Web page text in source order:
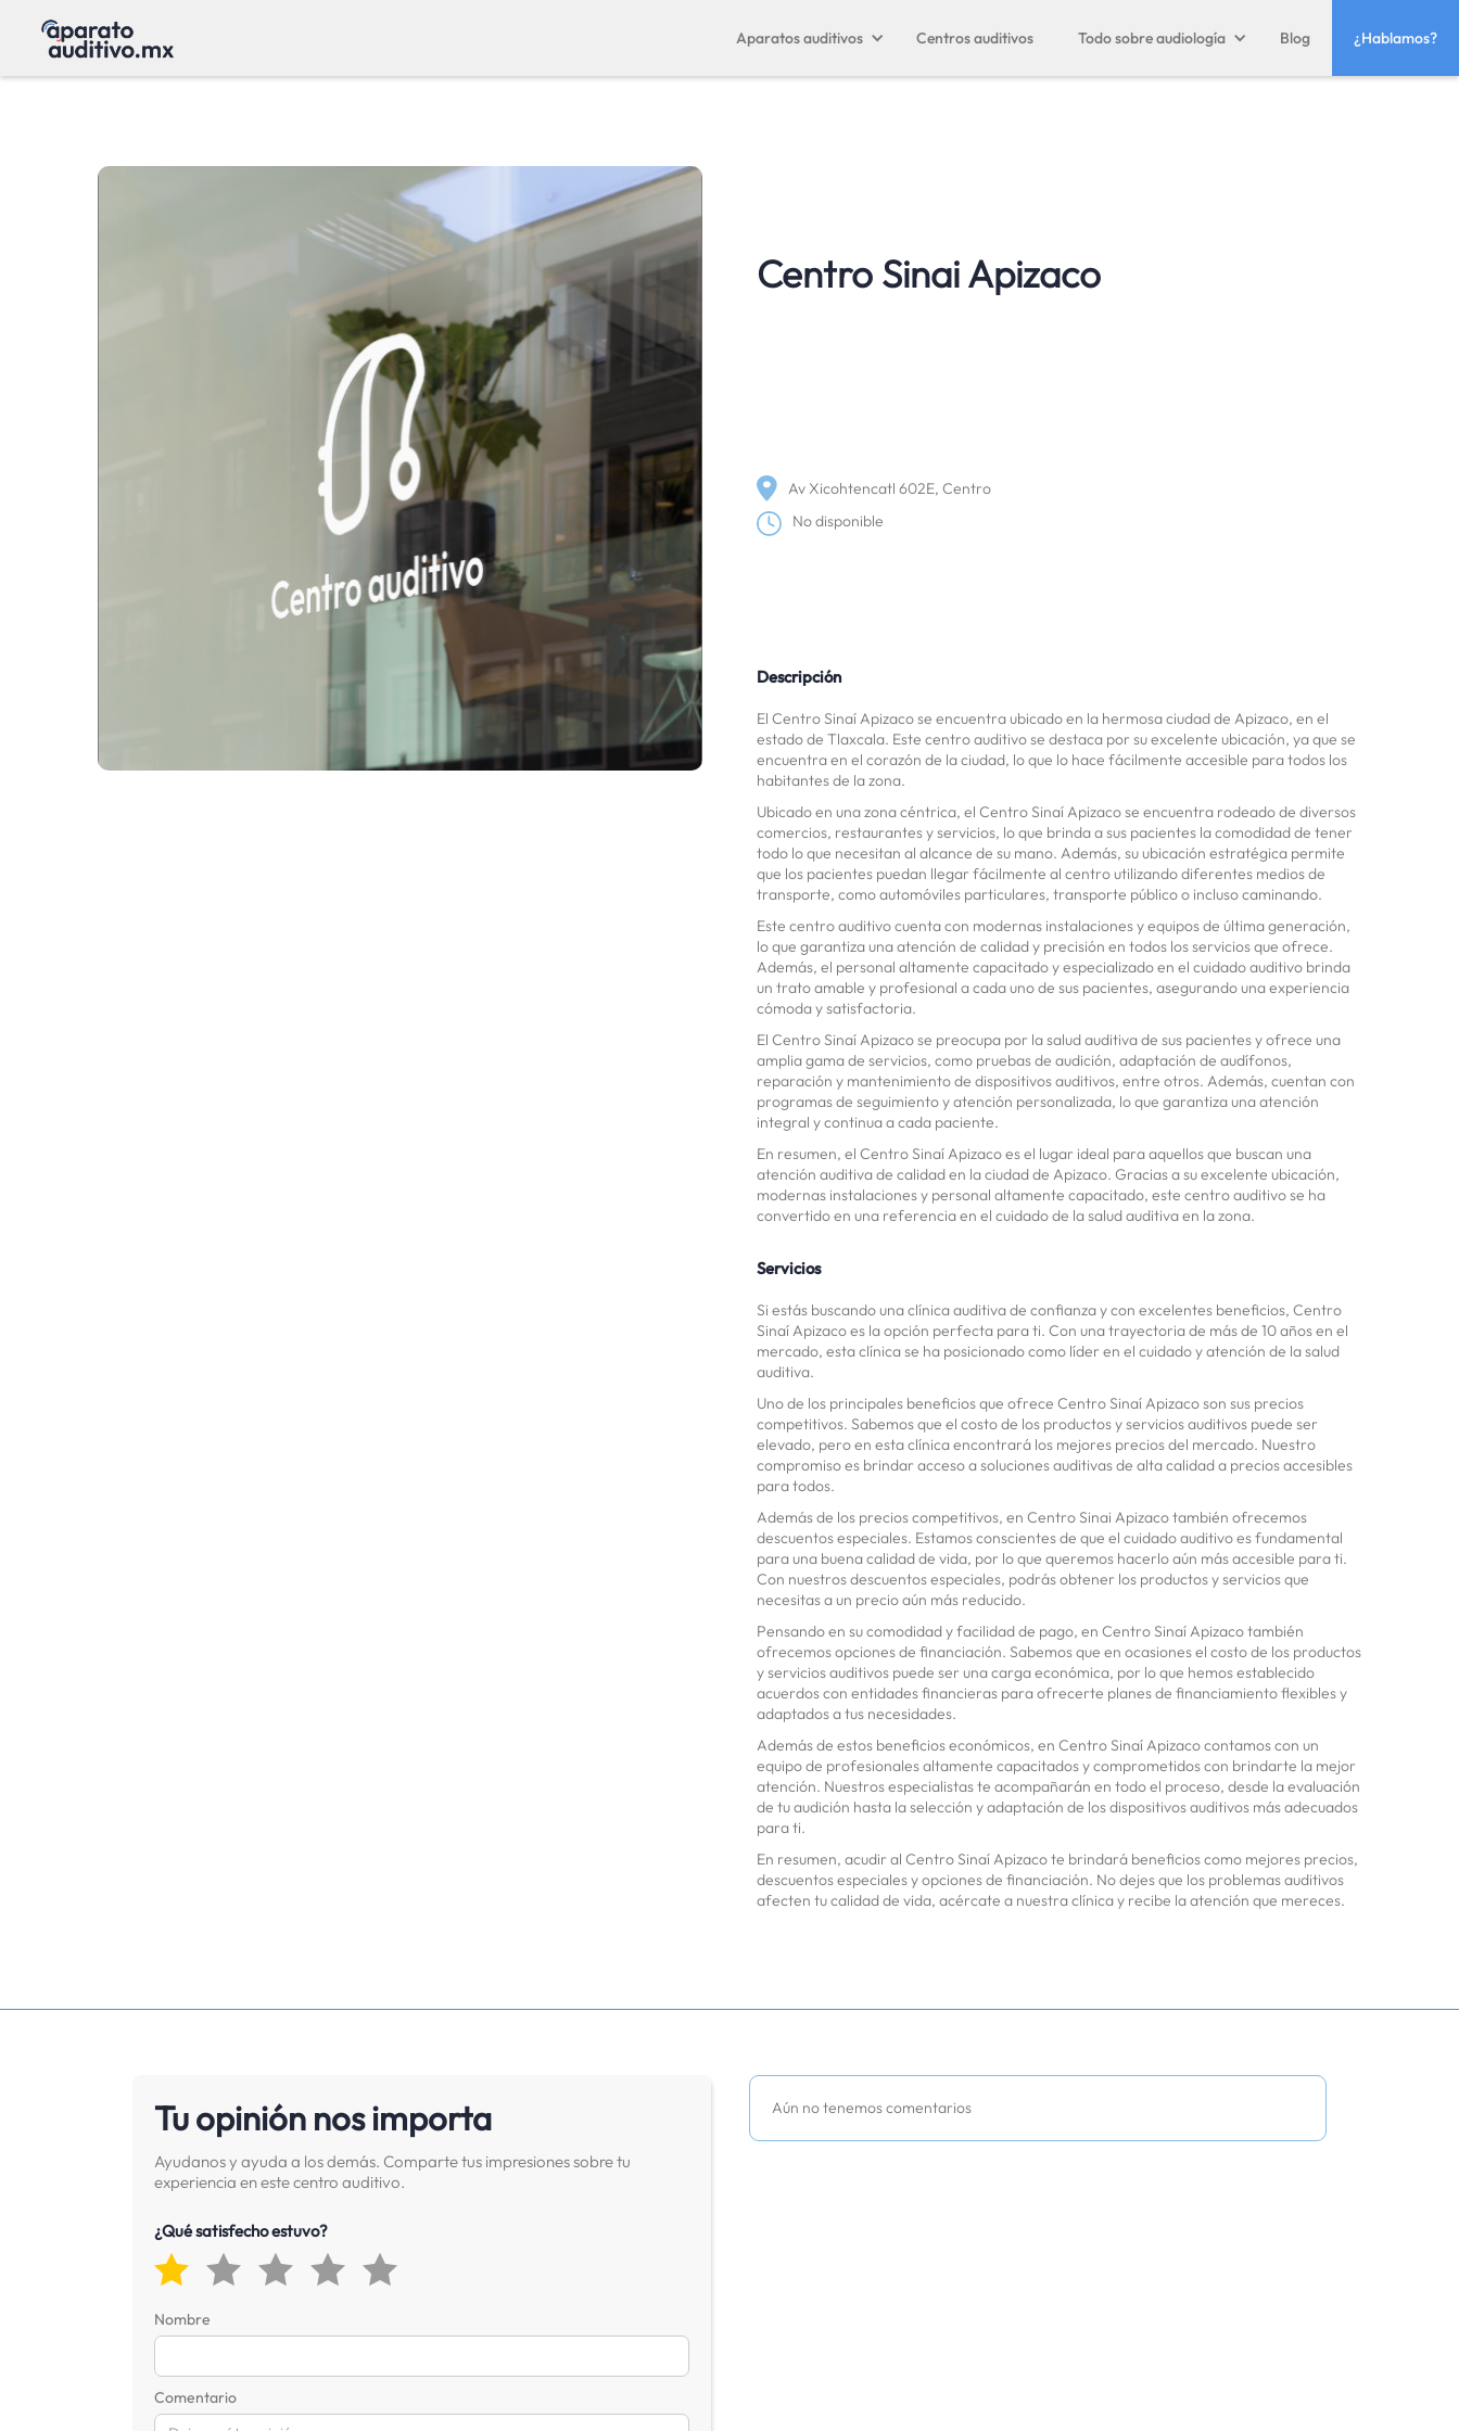
Aparatos auditivos Centros auditivos Todo sobre audiología Blog ¿Hablamos?
Centro Sinai Apizaco
Av Xicohtencatl 602E, Centro
No disponible
Descripción
El Centro Sinaí Apizaco se encuentra ubicado en la hermosa ciudad de Apizaco, en el
estado de Tlaxcala. Este centro auditivo se destaca por su excelente ubicación, ya que se
encuentra en el corazón de la ciudad, lo que lo hace fácilmente accesible para todos los
habitantes de la zona.
Ubicado en una zona céntrica, el Centro Sinaí Apizaco se encuentra rodeado de diversos
comercios, restaurantes y servicios, lo que brinda a sus pacientes la comodidad de tener
todo lo que necesitan al alcance de su mano. Además, su ubicación estratégica permite
que los pacientes puedan llegar fácilmente al centro utilizando diferentes medios de
transporte, como automóviles particulares, transporte público o incluso caminando.
Este centro auditivo cuenta con modernas instalaciones y equipos de última generación,
lo que garantiza una atención de calidad y precisión en todos los servicios que ofrece.
Además, el personal altamente capacitado y especializado en el cuidado auditivo brinda
un trato amable y profesional a cada uno de sus pacientes, asegurando una experiencia
cómoda y satisfactoria.
El Centro Sinaí Apizaco se preocupa por la salud auditiva de sus pacientes y ofrece una
amplia gama de servicios, como pruebas de audición, adaptación de audífonos,
reparación y mantenimiento de dispositivos auditivos, entre otros. Además, cuentan con
programas de seguimiento y atención personalizada, lo que garantiza una atención
integral y continua a cada paciente.
En resumen, el Centro Sinaí Apizaco es el lugar ideal para aquellos que buscan una
atención auditiva de calidad en la ciudad de Apizaco. Gracias a su excelente ubicación,
modernas instalaciones y personal altamente capacitado, este centro auditivo se ha
convertido en una referencia en el cuidado de la salud auditiva en la zona.
Servicios
Si estás buscando una clínica auditiva de confianza y con excelentes beneficios, Centro
Sinaí Apizaco es la opción perfecta para ti. Con una trayectoria de más de 10 años en el
mercado, esta clínica se ha posicionado como líder en el cuidado y atención de la salud
auditiva.
Uno de los principales beneficios que ofrece Centro Sinaí Apizaco son sus precios
competitivos. Sabemos que el costo de los productos y servicios auditivos puede ser
elevado, pero en esta clínica encontrará los mejores precios del mercado. Nuestro
compromiso es brindar acceso a soluciones auditivas de alta calidad a precios accesibles
para todos.
Además de los precios competitivos, en Centro Sinai Apizaco también ofrecemos
descuentos especiales. Estamos conscientes de que el cuidado auditivo es fundamental
para una buena calidad de vida, por lo que queremos hacerlo aún más accesible para ti.
Con nuestros descuentos especiales, podrás obtener los productos y servicios que
necesitas a un precio aún más reducido.
Pensando en su comodidad y facilidad de pago, en Centro Sinaí Apizaco también
ofrecemos opciones de financiación. Sabemos que en ocasiones el costo de los productos
y servicios auditivos puede ser una carga económica, por lo que hemos establecido
acuerdos con entidades financieras para ofrecerte planes de financiamiento flexibles y
adaptados a tus necesidades.
Además de estos beneficios económicos, en Centro Sinaí Apizaco contamos con un
equipo de profesionales altamente capacitados y comprometidos con brindarte la mejor
atención. Nuestros especialistas te acompañarán en todo el proceso, desde la evaluación
de tu audición hasta la selección y adaptación de los dispositivos auditivos más adecuados
para ti.
En resumen, acudir al Centro Sinaí Apizaco te brindará beneficios como mejores precios,
descuentos especiales y opciones de financiación. No dejes que los problemas auditivos
afecten tu calidad de vida, acércate a nuestra clínica y recibe la atención que mereces.
Tu opinión nos importa
Ayudanos y ayuda a los demás. Comparte tus impresiones sobre tu
experiencia en este centro auditivo.
¿Qué satisfecho estuvo?
Nombre
Comentario
Aún no tenemos comentarios